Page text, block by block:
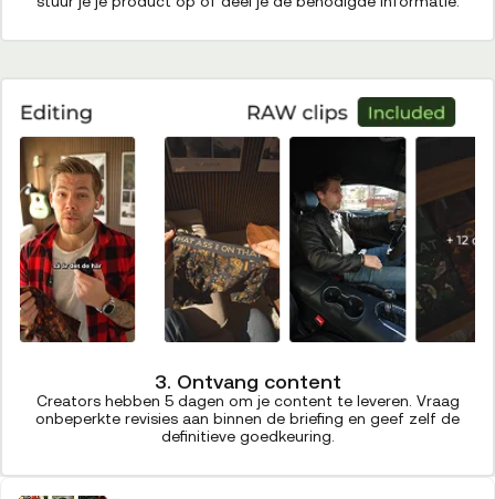
3. Ontvang content
Creators hebben 5 dagen om je content te leveren. Vraag
onbeperkte revisies aan binnen de briefing en geef zelf de
definitieve goedkeuring.